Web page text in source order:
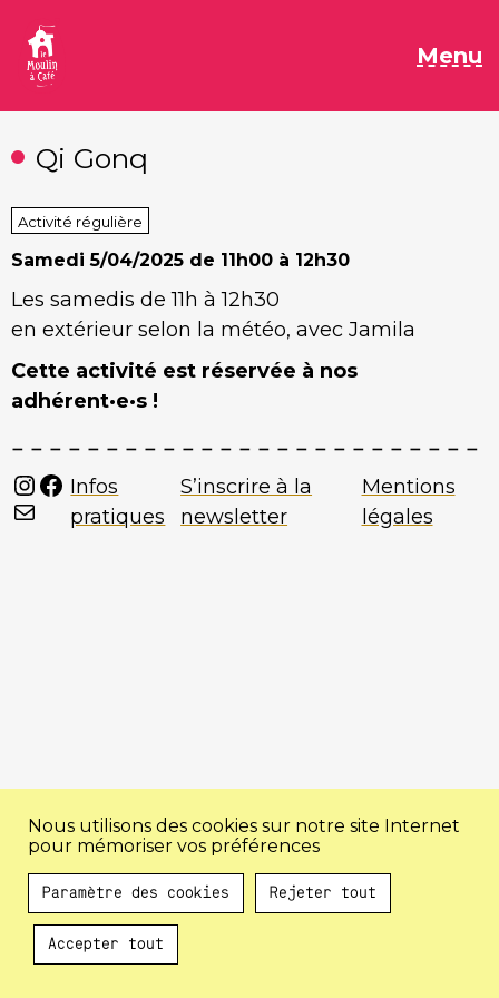
contenu
Menu
Qi Gonq
Activité régulière
Samedi 5/04/2025 de 11h00 à 12h30
Les samedis de 11h à 12h30
en extérieur selon la météo, avec Jamila
Cette activité est réservée à nos
adhérent·e·s !
Instagram
Facebook
Mail
Infos
pratiques
S’inscrire à la
newsletter
Mentions
légales
Au programme !
Nous utilisons des cookies sur notre site Internet
pour mémoriser vos préférences
Paramètre des cookies Rejeter tout
Accepter tout